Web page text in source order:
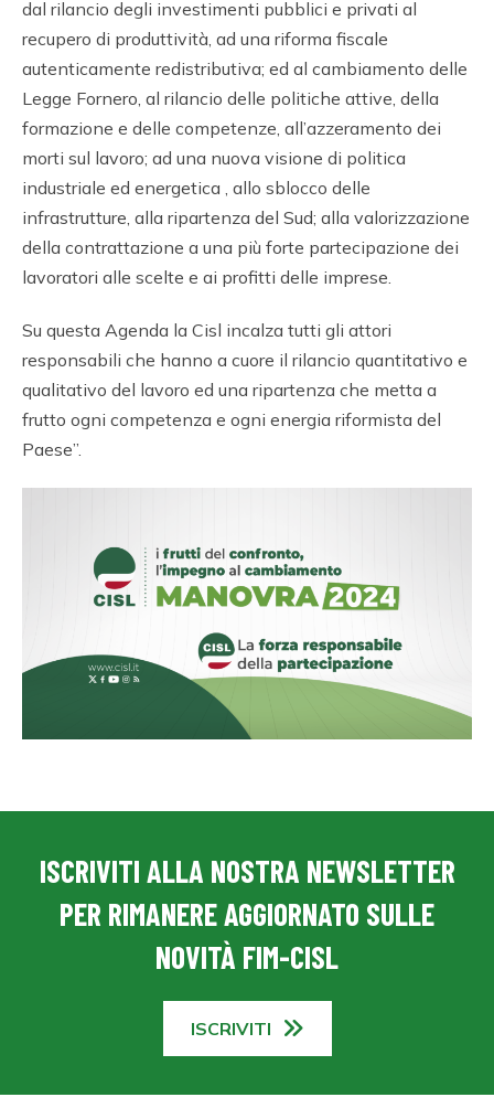
dal rilancio degli investimenti pubblici e privati al
recupero di produttività, ad una riforma fiscale
autenticamente redistributiva; ed al cambiamento delle
Legge Fornero, al rilancio delle politiche attive, della
formazione e delle competenze, all’azzeramento dei
morti sul lavoro; ad una nuova visione di politica
industriale ed energetica , allo sblocco delle
infrastrutture, alla ripartenza del Sud; alla valorizzazione
della contrattazione a una più forte partecipazione dei
lavoratori alle scelte e ai profitti delle imprese.
Su questa Agenda la Cisl incalza tutti gli attori
responsabili che hanno a cuore il rilancio quantitativo e
qualitativo del lavoro ed una ripartenza che metta a
frutto ogni competenza e ogni energia riformista del
Paese”.
ISCRIVITI ALLA NOSTRA NEWSLETTER
PER RIMANERE AGGIORNATO SULLE
NOVITÀ FIM-CISL
ISCRIVITI